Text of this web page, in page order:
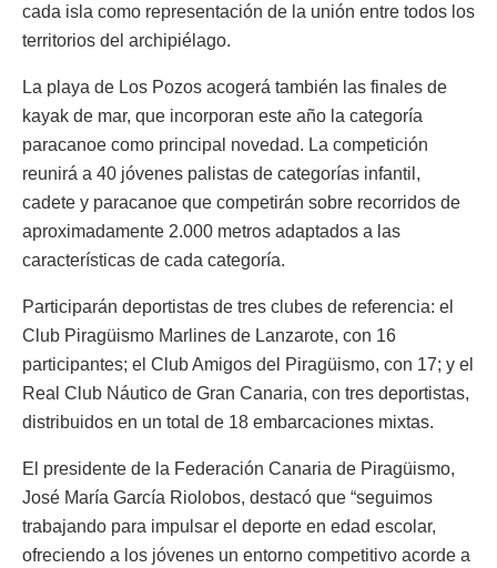
cada isla como representación de la unión entre todos los
territorios del archipiélago.
La playa de Los Pozos acogerá también las finales de
kayak de mar, que incorporan este año la categoría
paracanoe como principal novedad. La competición
reunirá a 40 jóvenes palistas de categorías infantil,
cadete y paracanoe que competirán sobre recorridos de
aproximadamente 2.000 metros adaptados a las
características de cada categoría.
Participarán deportistas de tres clubes de referencia: el
Club Piragüismo Marlines de Lanzarote, con 16
participantes; el Club Amigos del Piragüismo, con 17; y el
Real Club Náutico de Gran Canaria, con tres deportistas,
distribuidos en un total de 18 embarcaciones mixtas.
El presidente de la Federación Canaria de Piragüismo,
José María García Riolobos, destacó que “seguimos
trabajando para impulsar el deporte en edad escolar,
ofreciendo a los jóvenes un entorno competitivo acorde a